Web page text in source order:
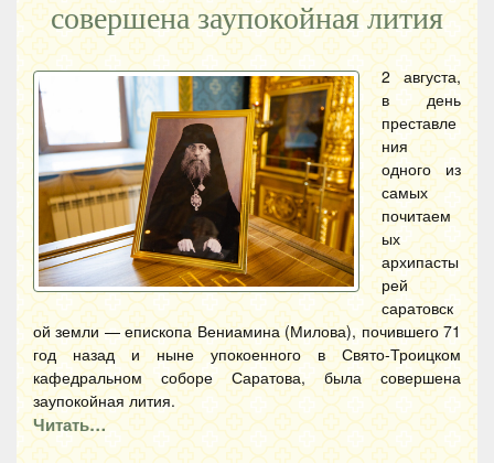
совершена заупокойная лития
2 августа,
в день
преставле
ния
одного из
самых
почитаем
ых
архипасты
рей
саратовск
ой земли — епископа Вениамина (Милова), почившего 71
год назад и ныне упокоенного в Свято-Троицком
кафедральном соборе Саратова, была совершена
заупокойная лития.
Читать…